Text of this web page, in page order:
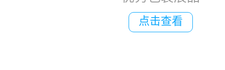
点击查看